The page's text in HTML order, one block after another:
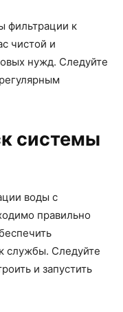
фильтрации к
чистой и
нужд. Следуйте
системы
воды с
правильно
службы. Следуйте
и запустить